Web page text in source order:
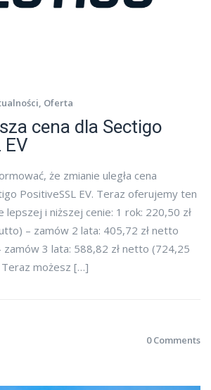
, Oferta
cena dla Sectigo
EV
że zmianie uległa cena
PositiveSSL EV. Teraz oferujemy ten
i niższej cenie: 1 rok: 220,50 zł
– zamów 2 lata: 405,72 zł netto
3 lata: 588,82 zł netto (724,25
możesz […]
0 Comments